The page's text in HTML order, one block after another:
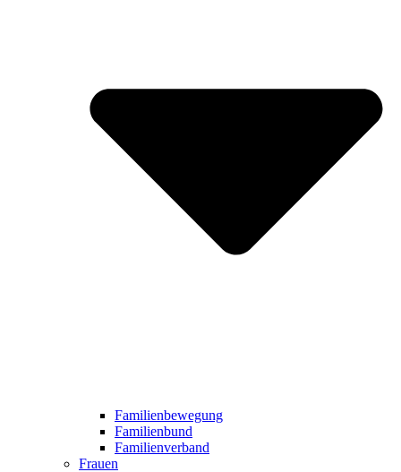
Familienbewegung
Familienbund
Familienverband
Frauen